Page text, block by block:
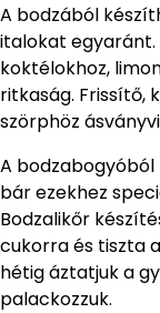
A bodzából
italokat egyaránt.
koktélokhoz,
ritkaság. Frissítő,
szörphöz
A
bár ezekhez
Bodzalikőr
cukorra és tiszta
hétig áztatjuk a
palackozzuk.